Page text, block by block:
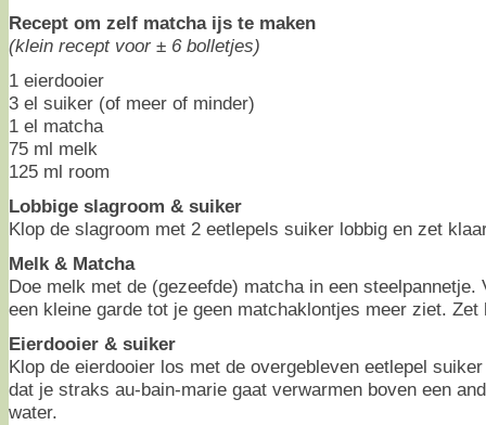
Recept om zelf matcha ijs te maken
(klein recept voor ± 6 bolletjes)
1 eierdooier
3 el suiker (of meer of minder)
1 el matcha
75 ml melk
125 ml room
Lobbige slagroom & suiker
Klop de slagroom met 2 eetlepels suiker lobbig en zet
Melk & Matcha
Doe melk met de (gezeefde) matcha in een
een kleine garde tot je geen matchaklontjes meer ziet. Zet
Eierdooier & suiker
Klop de eierdooier los met de overgebleven eetlepel
dat je straks au-bain-marie gaat verwarmen boven een
water.